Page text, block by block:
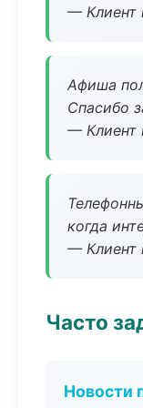
— Клиент
Афиша
Спасибо
— Клиент
когда
— Клиент
Часто
Новости